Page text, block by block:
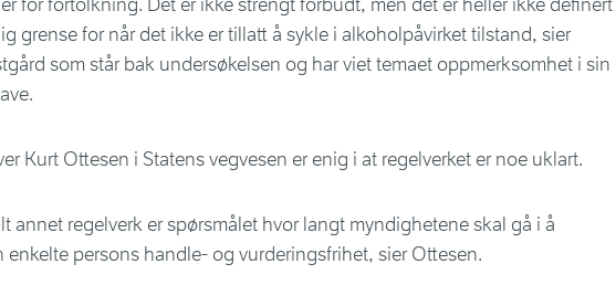
grense for når det ikke er tillatt å sykle i alkoholpåvirket tilstand, sier
som står bak undersøkelsen og har viet temaet oppmerksomhet i sin
Kurt Ottesen i Statens vegvesen er enig i at regelverket er noe uklart.
annet regelverk er spørsmålet hvor langt myndighetene skal gå i å
enkelte persons handle- og vurderingsfrihet, sier Ottesen.